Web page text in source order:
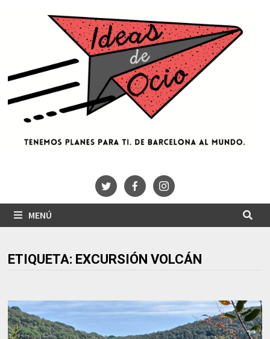
MENÚ
ETIQUETA: EXCURSIÓN VOLCÁN